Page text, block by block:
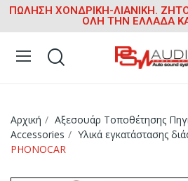
ΠΩΛΗΣΗ ΧΟΝΔΡΙΚΗ-ΛΙΑΝΙΚΗ.
ΟΛΗ ΤΗΝ ΕΛΛΑΔΑ
Αρχική
Αξεσουάρ Τοποθέτησης
Accessories
Υλικά εγκατάστασης
PHONOCAR